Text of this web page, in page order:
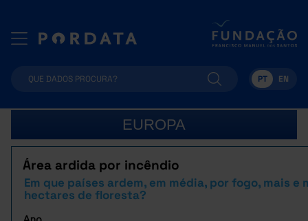
PT EN
EUROPA
Área ardida por incêndio
Em que países ardem, em média, por fogo, mais e
hectares de floresta?